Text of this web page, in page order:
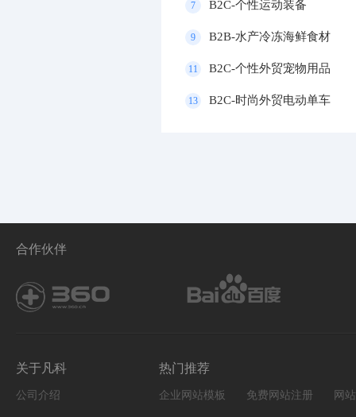
7 B2C-个性运动装备
9 B2B-水产冷冻海鲜食材
11 B2C-个性外贸宠物用品
13 B2C-时尚外贸电动单车
合作伙伴
关于凡科
公司介绍
热门推荐
企业网站模板 免费网站注册 网